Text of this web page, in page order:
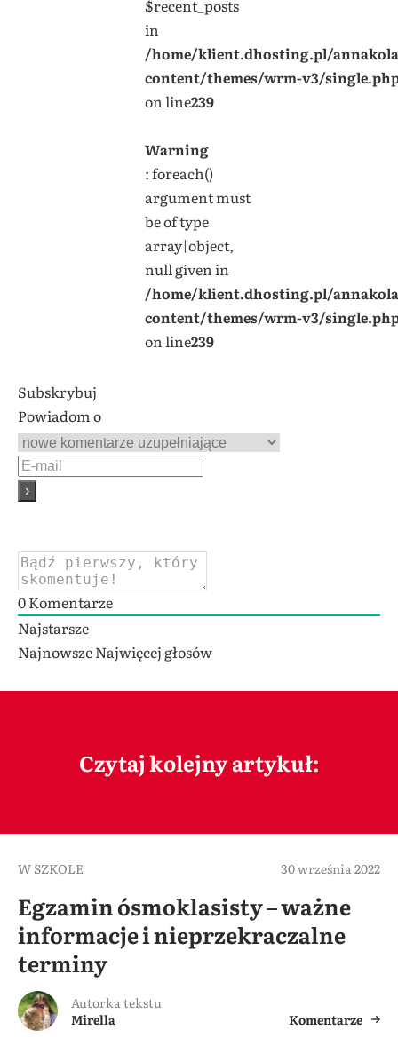
$recent_posts
in
/home/klient.dhosting.pl/
content/themes/wrm-v3/
on line239
Warning
: foreach()
argument must
be of type
array|object,
null given in
/home/klient.dhosting.pl/
content/themes/wrm-v3/
on line239
Subskrybuj
Powiadom o
0Komentarze
Najstarsze
NajnowszeNajwięcej głosów
Czytaj kolejny artykuł:
W SZKOLE 30 września 2022
Egzamin ósmoklasisty – ważne
informacje i nieprzekraczalne
terminy
Autorka tekstu
Mirella
Komentarze